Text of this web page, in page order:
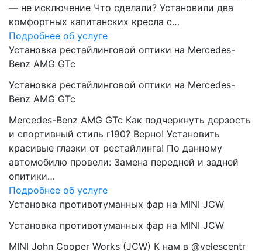
— не исключение Что сделали? Установили два
комфортных капитанских кресла с…
Подробнее об услуге
Установка рестайлинговой оптики на Mercedes-
Benz AMG GTc
Установка рестайлинговой оптики на Mercedes-
Benz AMG GTc
Mercedes-Benz AMG GTc Как подчеркнуть дерзость
и спортивный стиль r190? Верно! Установить
красивые глазки от рестайлинга! По данному
автомобилю провели: Замена передней и задней
опитики…
Подробнее об услуге
Установка противотуманных фар на MINI JCW
Установка противотуманных фар на MINI JCW
MINI John Cooper Works (JCW) К нам в @velescentr